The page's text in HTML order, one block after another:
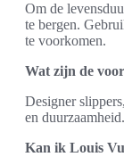
Om de
te bergen.
te voorkomen.
Wat zijn de
Designer
en
Kan ik Louis